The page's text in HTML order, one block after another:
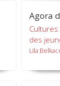
Agora
des
Lila